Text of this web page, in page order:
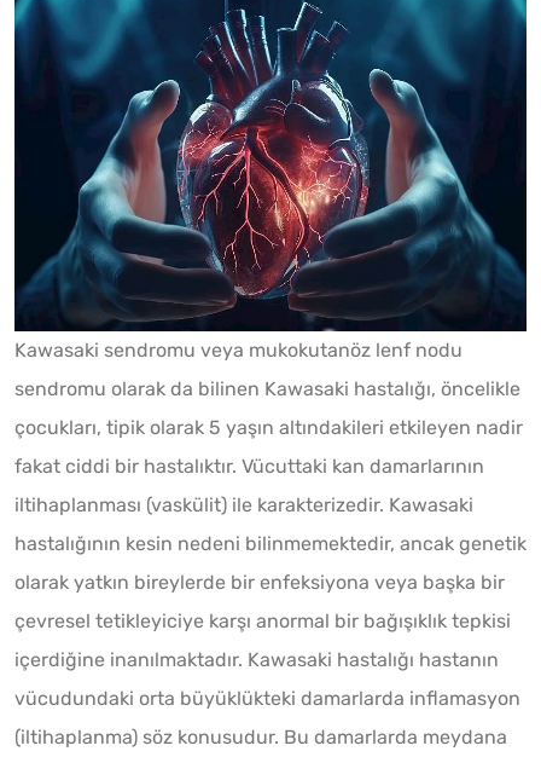
Kawasaki sendromu veya mukokutanöz lenf nodu
sendromu olarak da bilinen Kawasaki hastalığı, öncelikle
çocukları, tipik olarak 5 yaşın altındakileri etkileyen nadir
fakat ciddi bir hastalıktır. Vücuttaki kan damarlarının
iltihaplanması (vaskülit) ile karakterizedir. Kawasaki
hastalığının kesin nedeni bilinmemektedir, ancak genetik
olarak yatkın bireylerde bir enfeksiyona veya başka bir
çevresel tetikleyiciye karşı anormal bir bağışıklık tepkisi
içerdiğine inanılmaktadır. Kawasaki hastalığı hastanın
vücudundaki orta büyüklükteki damarlarda inflamasyon
(iltihaplanma) söz konusudur. Bu damarlarda meydana